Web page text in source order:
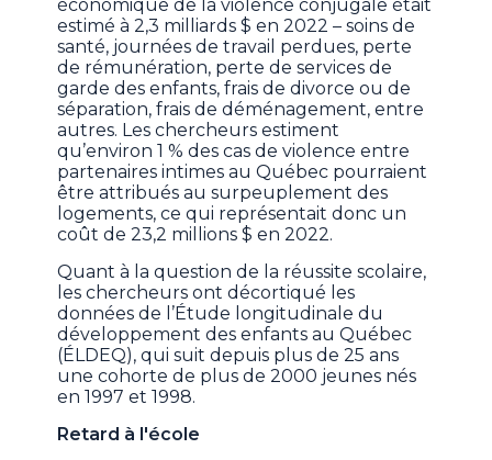
économique de la violence conjugale était
estimé à 2,3 milliards $ en 2022 – soins de
santé, journées de travail perdues, perte
de rémunération, perte de services de
garde des enfants, frais de divorce ou de
séparation, frais de déménagement, entre
autres. Les chercheurs estiment
qu’environ 1 % des cas de violence entre
partenaires intimes au Québec pourraient
être attribués au surpeuplement des
logements, ce qui représentait donc un
coût de 23,2 millions $ en 2022.
Quant à la question de la réussite scolaire,
les chercheurs ont décortiqué les
données de l’Étude longitudinale du
développement des enfants au Québec
(ÉLDEQ), qui suit depuis plus de 25 ans
une cohorte de plus de 2000 jeunes nés
en 1997 et 1998.
Retard à l'école